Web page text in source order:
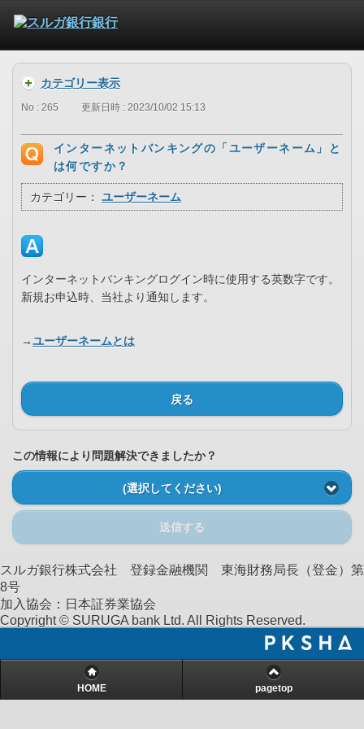
カテゴリー表示
No : 265 更新日時 : 2023/10/02 15:13
インターネットバンキングの「ユーザーネーム」と
は何ですか？
カテゴリー： ユーザーネーム
インターネットバンキングログイン時に使用する英数字です。
新規お申込時、当社より通知します。
→ユーザーネームとは
戻る
この情報により問題解決できましたか？
(選択してください)
送信する
スルガ銀行株式会社 登録金融機関 東海財務局長（登金）第
8号
加入協会：日本証券業協会
Copyright © SURUGA bank Ltd. All Rights Reserved.
HOME pagetop